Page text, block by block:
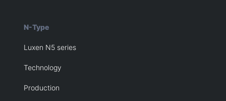
N-Type
Luxen N5 series
Technology
Production